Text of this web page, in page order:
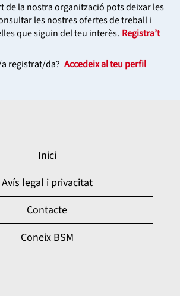
de la nostra organització pots deixar les
les nostres ofertes de treball i
que siguin del teu interès. Registra’t
registrat/da? Accedeix al teu perfil
Inici
Avís legal i privacitat
Contacte
Coneix BSM